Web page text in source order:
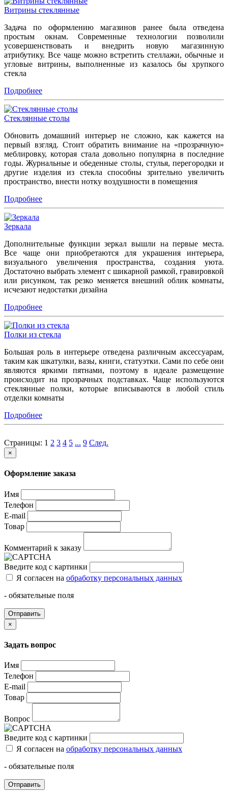
Витрины стеклянные
Задача по оформлению магазинов ранее была отведена
простым окнам. Современные технологии позволили
усовершенствовать и внедрить новую магазинную
атрибутику. Все чаще можно встретить стеллажи, обычные и
угловые витрины, выполненные из казалось бы хрупкого
стекла
Подробнее
Стеклянные столы
Обновить домашний интерьер не сложно, как кажется на
первый взгляд. Стоит обратить внимание на «прозрачную»
меблировку, которая стала довольно популярна в последние
годы. Журнальные и обеденные столы, стулья, перегородки и
другие изделия из стекла способны зрительно увеличить
пространство, внести нотку воздушности в помещения
Подробнее
Зеркала
Дополнительные функции зеркал вышли на первые места.
Все чаще они приобретаются для украшения интерьера,
визуального увеличения пространства, создания уюта.
Достаточно выбрать элемент с шикарной рамкой, гравировкой
или рисунком, так резко меняется внешний облик комнаты,
исчезают недостатки дизайна
Подробнее
Полки из стекла
Большая роль в интерьере отведена различным аксессуарам,
таким как шкатулки, вазы, книги, статуэтки. Сами по себе они
являются яркими пятнами, поэтому в идеале размещение
происходит на прозрачных подставках. Чаще используются
стеклянные полки, которые вписываются в любой стиль
отделки комнаты
Подробнее
Страницы: 1 2 3 4 5 ... 9 След.
×
Оформление заказа
Имя
Телефон
E-mail
Товар
Комментарий к заказу
Введите код с картинки
Я согласен на обработку персональных данных
- обязательные поля
Отправить
×
Задать вопрос
Имя
Телефон
E-mail
Товар
Вопрос
Введите код с картинки
Я согласен на обработку персональных данных
- обязательные поля
Отправить